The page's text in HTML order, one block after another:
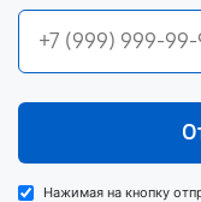
Нажимая на кнопку